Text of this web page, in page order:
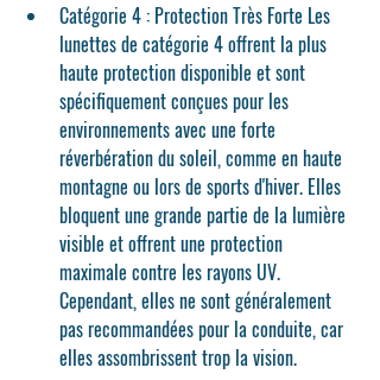
Catégorie 4 : Protection Très Forte Les
lunettes de catégorie 4 offrent la plus
haute protection disponible et sont
spécifiquement conçues pour les
environnements avec une forte
réverbération du soleil, comme en haute
montagne ou lors de sports d'hiver. Elles
bloquent une grande partie de la lumière
visible et offrent une protection
maximale contre les rayons UV.
Cependant, elles ne sont généralement
pas recommandées pour la conduite, car
elles assombrissent trop la vision.